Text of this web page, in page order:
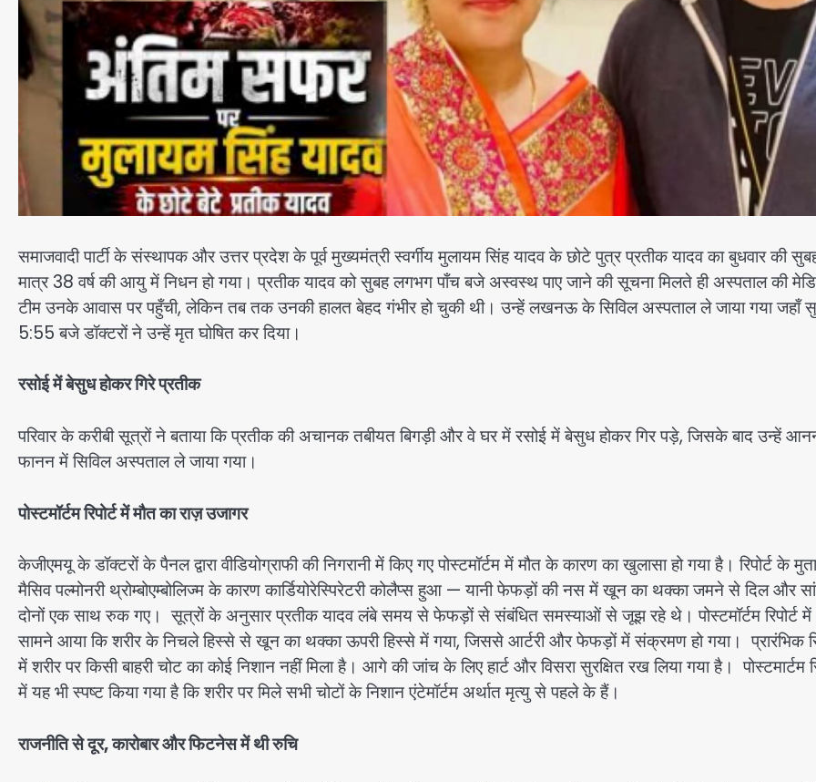
समाजवादी पार्टी के संस्थापक और उत्तर प्रदेश के पूर्व मुख्यमंत्री स्वर्गीय मुलायम सिंह यादव के छोटे पुत्र प्रतीक यादव का बुधवार की
मात्र 38 वर्ष की आयु में निधन हो गया। प्रतीक यादव को सुबह लगभग पाँच बजे अस्वस्थ पाए जाने की सूचना मिलते ही अस्पताल की
टीम उनके आवास पर पहुँची, लेकिन तब तक उनकी हालत बेहद गंभीर हो चुकी थी। उन्हें लखनऊ के सिविल अस्पताल ले जाया गया जहाँ
5:55 बजे डॉक्टरों ने उन्हें मृत घोषित कर दिया।
रसोई में बेसुध होकर गिरे प्रतीक
परिवार के करीबी सूत्रों ने बताया कि प्रतीक की अचानक तबीयत बिगड़ी और वे घर में रसोई में बेसुध होकर गिर पड़े, जिसके बाद उन्हें
फानन में सिविल अस्पताल ले जाया गया।
पोस्टमॉर्टम रिपोर्ट में मौत का राज़ उजागर
केजीएमयू के डॉक्टरों के पैनल द्वारा वीडियोग्राफी की निगरानी में किए गए पोस्टमॉर्टम में मौत के कारण का खुलासा हो गया है। रिपोर्ट के
मैसिव पल्मोनरी थ्रोम्बोएम्बोलिज्म के कारण कार्डियोरेस्पिरेटरी कोलैप्स हुआ — यानी फेफड़ों की नस में खून का थक्का जमने से दिल और
दोनों एक साथ रुक गए। सूत्रों के अनुसार प्रतीक यादव लंबे समय से फेफड़ों से संबंधित समस्याओं से जूझ रहे थे। पोस्टमॉर्टम रिपोर्ट में
सामने आया कि शरीर के निचले हिस्से से खून का थक्का ऊपरी हिस्से में गया, जिससे आर्टरी और फेफड़ों में संक्रमण हो गया। प्रारंभिक
में शरीर पर किसी बाहरी चोट का कोई निशान नहीं मिला है। आगे की जांच के लिए हार्ट और विसरा सुरक्षित रख लिया गया है। पोस्टमार्टम
में यह भी स्पष्ट किया गया है कि शरीर पर मिले सभी चोटों के निशान एंटेमॉर्टम अर्थात मृत्यु से पहले के हैं।
राजनीति से दूर, कारोबार और फिटनेस में थी रुचि